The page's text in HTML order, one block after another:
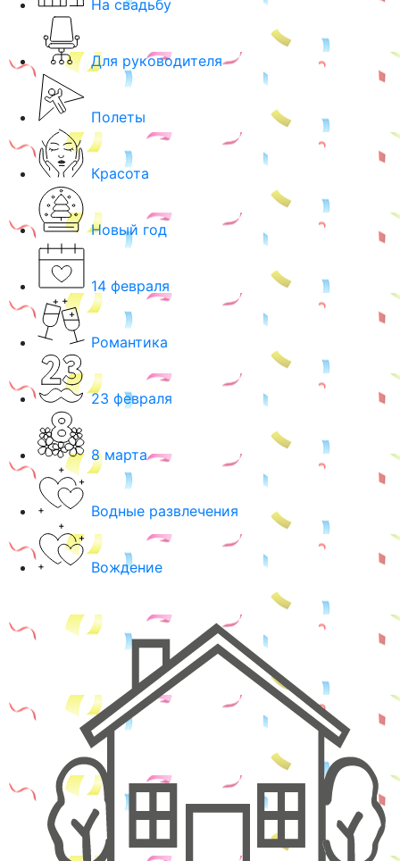
На свадьбу
Для руководителя
Полеты
Красота
Новый год
14 февраля
Романтика
23 февраля
8 марта
Водные развлечения
Вождение